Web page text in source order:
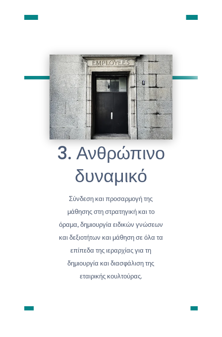
3. Ανθρώπινο
δυναμικό
Σύνδεση και προσαρμογή της
μάθησης στη στρατηγική και το
όραμα, δημιουργία ειδικών γνώσεων
και δεξιοτήτων και μάθηση σε όλα τα
επίπεδα της ιεραρχίας για τη
δημιουργία και διασφάλιση της
εταιρικής κουλτούρας.